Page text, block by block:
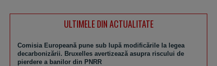
ULTIMELE DIN ACTUALITATE
Comisia Europeană pune sub lupă modificările la legea
decarbonizării. Bruxelles avertizează asupra riscului de
pierdere a banilor din PNRR